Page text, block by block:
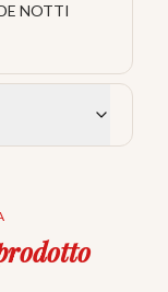
NOTTI